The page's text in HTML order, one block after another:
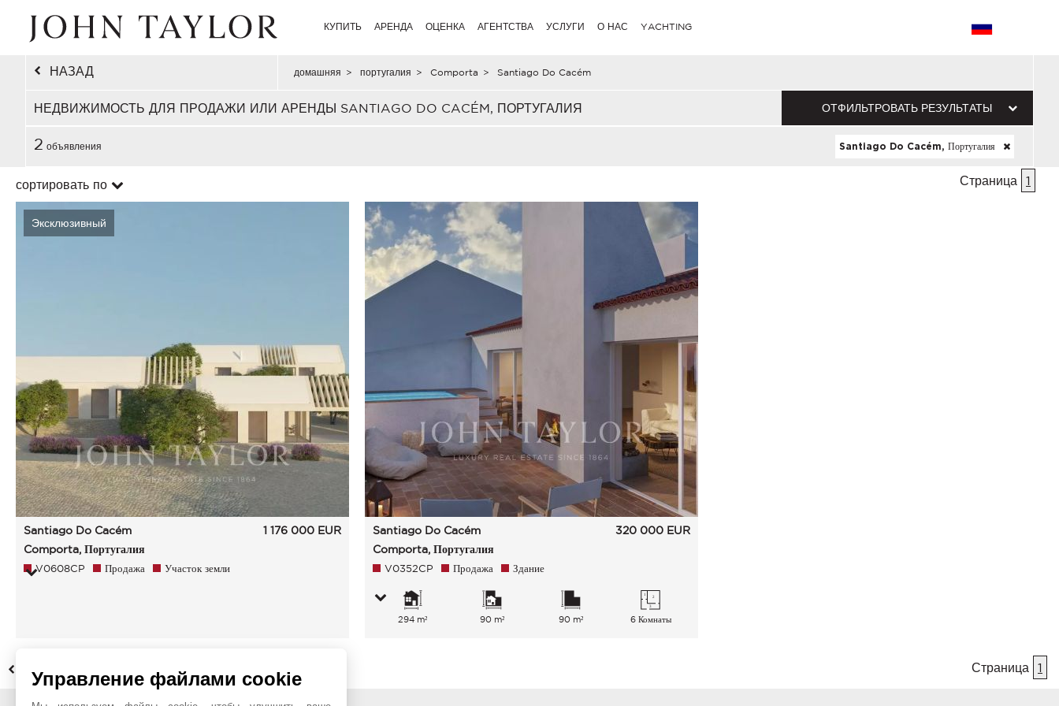
КУПИТЬ АРЕНДА ОЦЕНКА АГЕНТСТВА УСЛУГИ О НАС YACHTING
НАЗАД домашняя > португалия > Comporta > Santiago Do Cacém
НЕДВИЖИМОСТЬ ДЛЯ ПРОДАЖИ ИЛИ АРЕНДЫ SANTIAGO DO CACÉM, ПОРТУГАЛИЯ ОТФИЛЬТРОВАТЬ РЕЗУЛЬТАТЫ
2 объявления Santiago Do Cacém, Португалия
сортировать по Страница 1
Эксклюзивный
Santiago Do Cacém
Comporta, Португалия
1 176 000 EUR
V0608CP Продажа Участок земли
Santiago Do Cacém
Comporta, Португалия
320 000 EUR
V0352CP Продажа Здание
294 m² 90 m² 90 m² 6 Комнаты
НАЗАД Страница 1
Управление файлами cookie